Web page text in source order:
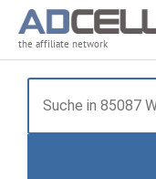
the affiliate network